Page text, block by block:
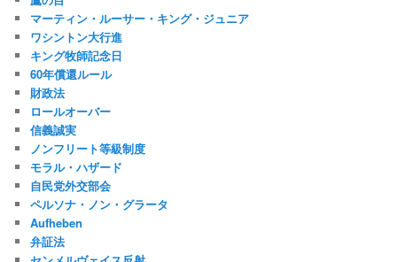
マーティン・ルーサー・キング・ジュニア
ワシントン大行進
キング牧師記念日
60年償還ルール
財政法
ロールオーバー
信義誠実
ノンフリート等級制度
モラル・ハザード
自民党外交部会
ペルソナ・ノン・グラータ
Aufheben
弁証法